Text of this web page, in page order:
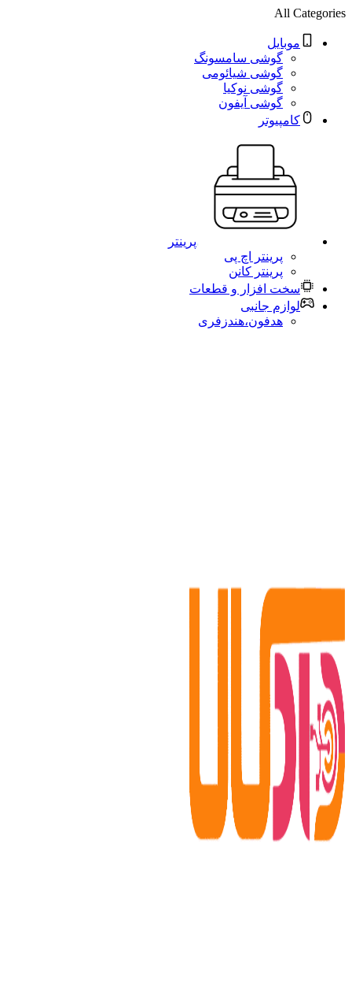
All Categories
موبایل
گوشی سامسونگ
گوشی شیائومی
گوشی نوکیا
گوشی آیفون
کامپیوتر
پرینتر
پرینتر اچ پی
پرینتر کانن
سخت افزار و قطعات
لوازم جانبی
هدفون،هندزفری